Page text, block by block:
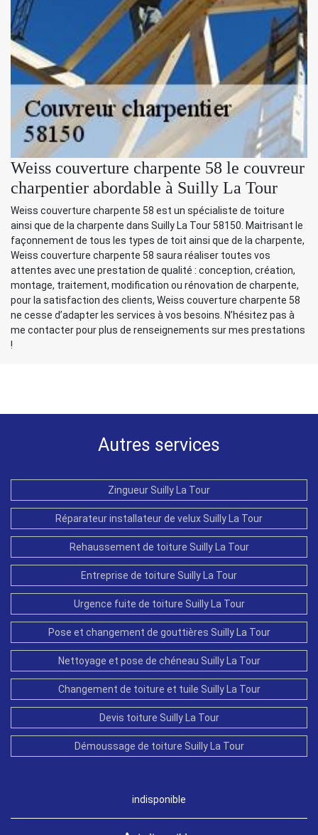
Weiss couverture charpente 58 le couvreur
charpentier abordable à Suilly La Tour
Weiss couverture charpente 58 est un spécialiste de toiture
ainsi que de la charpente dans Suilly La Tour 58150. Maitrisant le
façonnement de tous les types de toit ainsi que de la charpente,
Weiss couverture charpente 58 saura réaliser toutes vos
attentes avec une prestation de qualité : conception, création,
montage, traitement, modification ou rénovation de charpente,
pour la satisfaction des clients, Weiss couverture charpente 58
ne cesse d’adapter les services à vos besoins. N’hésitez pas à
me contacter pour plus de renseignements sur mes prestations
!
Autres services
Zingueur Suilly La Tour
Réparateur installateur de velux Suilly La Tour
Rehaussement de toiture Suilly La Tour
Entreprise de toiture Suilly La Tour
Urgence fuite de toiture Suilly La Tour
Pose et changement de gouttières Suilly La Tour
Nettoyage et pose de chéneau Suilly La Tour
Changement de toiture et tuile Suilly La Tour
Devis toiture Suilly La Tour
Démoussage de toiture Suilly La Tour
indisponible